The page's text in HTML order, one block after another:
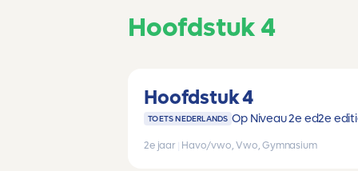
Hoofdstuk 4
Hoofdstuk 4
TOETS NEDERLANDS Op Niveau 2e ed2e
2e jaar Havo/vwo, Vwo, Gymnasium